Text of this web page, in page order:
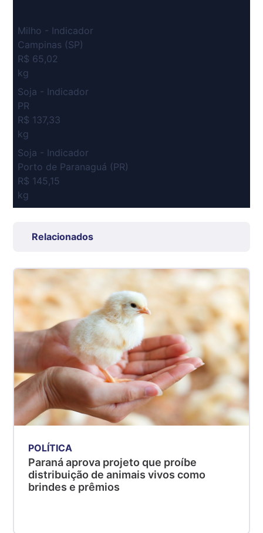
Milho - Indicador
Campinas (SP)
R$ 65,02
kg
Soja - Indicador
PR
R$ 137,33
kg
Soja - Indicador
Porto de Paranaguá (PR)
R$ 145,15
kg
R$ 7,53
Suíno - Estadual
SP
R$ 5,06
Suíno - Estadual
MG
R$ 5,04
kg
Suíno - Estadual
PR
R$ 4,51
Suíno - Estadual
SC
R$ 4,48
Relacionados
POLÍTICA
Paraná aprova projeto que proíbe
distribuição de animais vivos como
brindes e prêmios